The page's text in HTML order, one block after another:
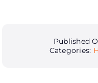
Published
Categories: